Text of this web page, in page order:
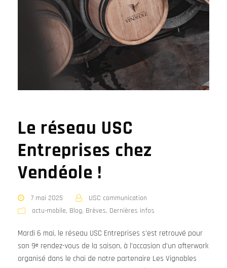
Le réseau USC
Entreprises chez
Vendéole !
7 mai 2025
USC communication
actu-mobile, Blog, Brèves, Dernières infos
Mardi 6 mai, le réseau USC Entreprises s’est retrouvé pour
son 9ᵉ rendez-vous de la saison, à l’occasion d’un afterwork
organisé dans le chai de notre partenaire Les Vignobles